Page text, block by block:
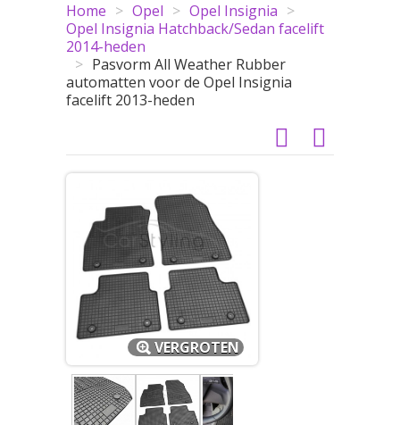
Home > Opel > Opel Insignia >
Opel Insignia Hatchback/Sedan facelift
2014-heden
> Pasvorm All Weather Rubber
automatten voor de Opel Insignia
facelift 2013-heden
VERGROTEN